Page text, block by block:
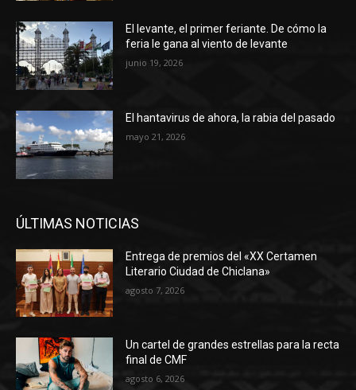
El levante, el primer feriante. De cómo la
feria le gana al viento de levante
junio 19, 2026
El hantavirus de ahora, la rabia del pasado
mayo 21, 2026
ÚLTIMAS NOTICIAS
Entrega de premios del «XX Certamen
Literario Ciudad de Chiclana»
agosto 7, 2026
Un cartel de grandes estrellas para la recta
final de CMF
agosto 6, 2026